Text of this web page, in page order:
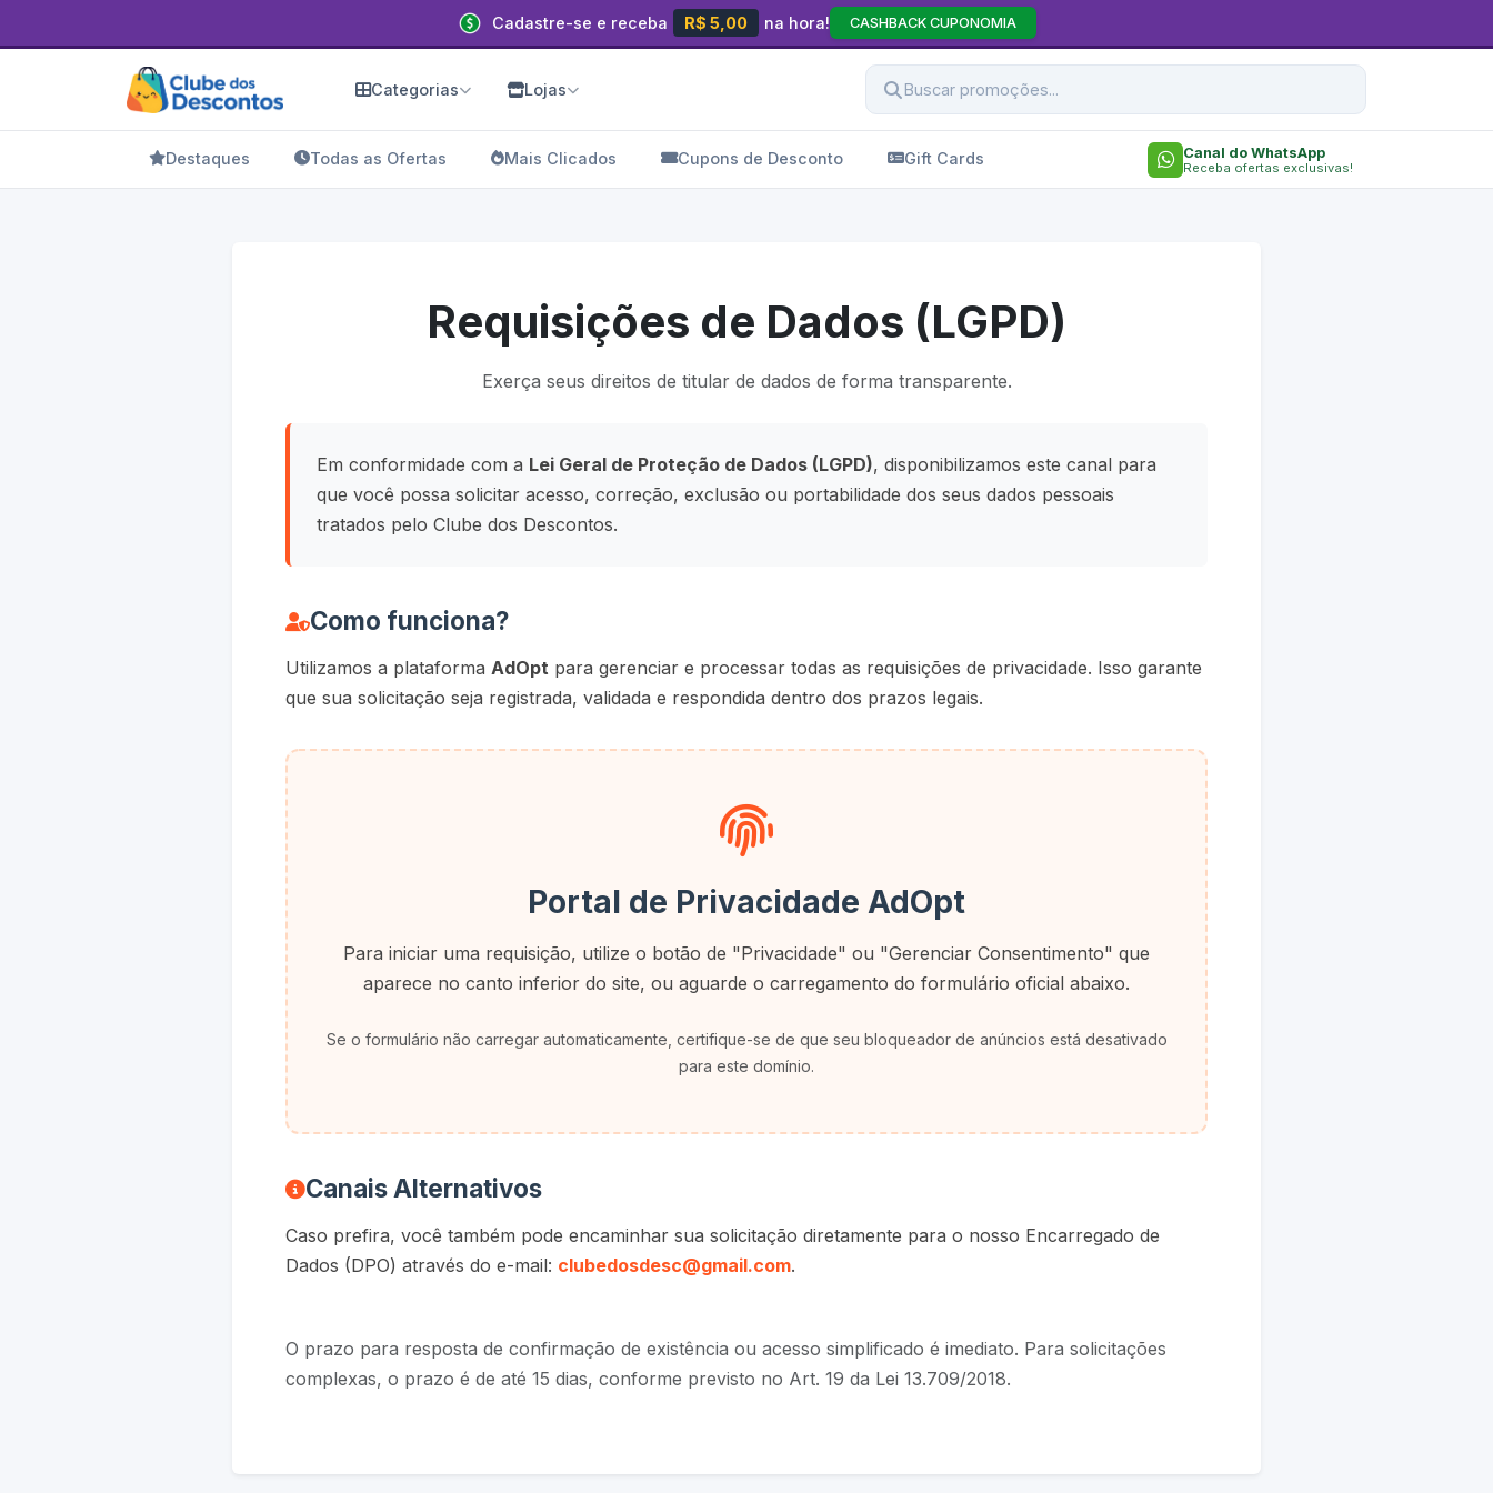
Cadastre-se e receba R$ 5,00 na hora! CASHBACK CUPONOMIA
Categorias Lojas
Destaques Todas as Ofertas Mais Clicados Cupons de Desconto Gift Cards Canal do WhatsApp
Receba ofertas exclusivas!
Requisições de Dados (LGPD)
Exerça seus direitos de titular de dados de forma transparente.
Em conformidade com a Lei Geral de Proteção de Dados (LGPD), disponibilizamos este canal para
que você possa solicitar acesso, correção, exclusão ou portabilidade dos seus dados pessoais
tratados pelo Clube dos Descontos.
Como funciona?
Utilizamos a plataforma AdOpt para gerenciar e processar todas as requisições de privacidade. Isso garante
que sua solicitação seja registrada, validada e respondida dentro dos prazos legais.
Portal de Privacidade AdOpt
Para iniciar uma requisição, utilize o botão de "Privacidade" ou "Gerenciar Consentimento" que
aparece no canto inferior do site, ou aguarde o carregamento do formulário oficial abaixo.
Se o formulário não carregar automaticamente, certifique-se de que seu bloqueador de anúncios está desativado
para este domínio.
Canais Alternativos
Caso prefira, você também pode encaminhar sua solicitação diretamente para o nosso Encarregado de
Dados (DPO) através do e-mail: clubedosdesc@gmail.com.
O prazo para resposta de confirmação de existência ou acesso simplificado é imediato. Para solicitações
complexas, o prazo é de até 15 dias, conforme previsto no Art. 19 da Lei 13.709/2018.